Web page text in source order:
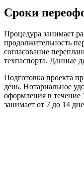
Сроки
Процедура занимает
продолжительность
согласование
техпаспорта. Данные
Подготовка проекта
день. Нотариальное
оформления в течение
занимает от 7 до 14